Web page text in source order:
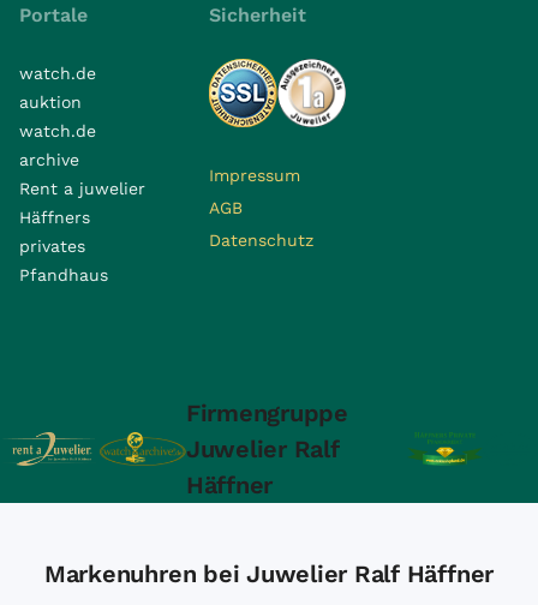
Portale
watch.de
auktion
watch.de
archive
Rent a juwelier
Häffners
privates
Pfandhaus
Sicherheit
Impressum
AGB
Datenschutz
Firmengruppe
Juwelier Ralf
Häffner
Markenuhren bei Juwelier Ralf Häffner